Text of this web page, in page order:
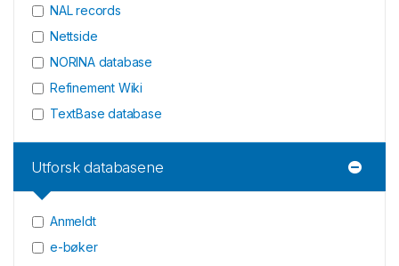
NAL records
Nettside
NORINA database
Refinement Wiki
TextBase database
Utforsk databasene
Anmeldt
e-bøker